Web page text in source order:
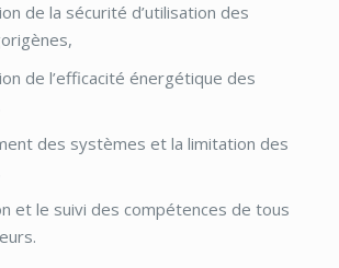
de la sécurité d’utilisation des
de l’efficacité énergétique des
des systèmes et la limitation des
et le suivi des compétences de tous